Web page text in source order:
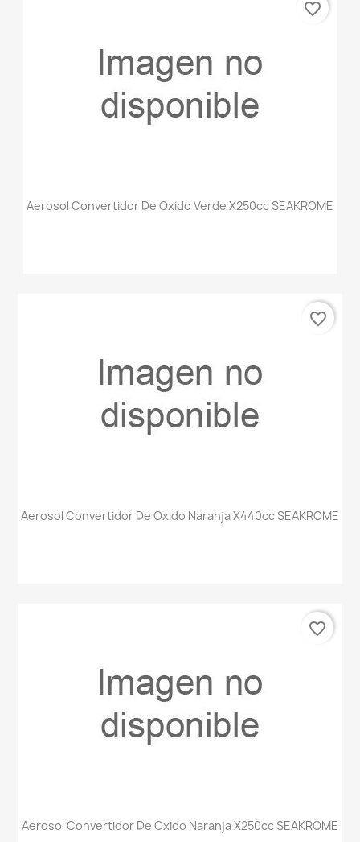
Aerosol Convertidor De Oxido Verde X250cc SEAKROME
favorite_border
Aerosol Convertidor De Oxido Naranja X440cc SEAKROME
favorite_border
Aerosol Convertidor De Oxido Naranja X250cc SEAKROME
favorite_border